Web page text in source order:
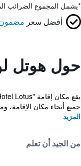
*يشمل المجموع الضرائب
أفضل سعر
حول هوتل
جميع أنحاء مكان الإقامة،
المزيد
من الجيد أن تعلم